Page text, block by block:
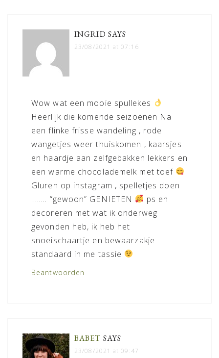
INGRID SAYS
23/08/2021 at 07:16
Wow wat een mooie spullekes
Heerlijk die komende seizoenen Na
een flinke frisse wandeling , rode
wangetjes weer thuiskomen , kaarsjes
en haardje aan zelfgebakken lekkers en
een warme chocolademelk met toef
Gluren op instagram , spelletjes doen
…….. “gewoon” GENIETEN
ps en
decoreren met wat ik onderweg
gevonden heb, ik heb het
snoeischaartje en bewaarzakje
standaard in me tassie
Beantwoorden
BABET SAYS
23/08/2021 at 09:47